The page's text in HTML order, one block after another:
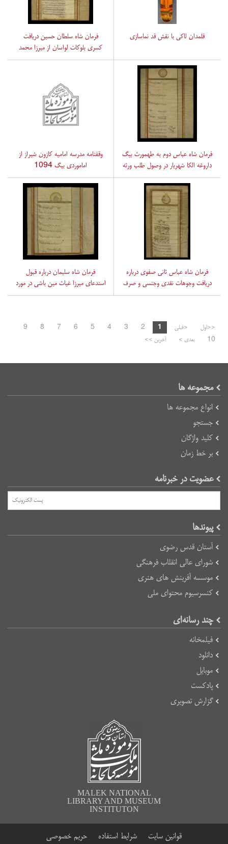
قلمدان لاکی با نقش قد نماسازی
فرمان شاه سلطان حسین دریافت
کسری بلوکات لواسان از میرزا محمد
امام ویردی بیک ورستم بیک مین
جوانان وتفنگچیان کار آمد 1130ق
فرمان شاه عباس دوم به طهمورث بیگ
داروغه الکا شهریار در وصول طلب ورثه
میر شاهمیر مین باشی از رعایای کن
وسولقان 1069ق
وقفنامه مدرسه امامیه کازون شیراز از
اماموردی بیگ 1094
فرمان شاه عباس ثانی صفوی درباره
دریافت وجوهات نقدی وجنسی و صرف
آن برای تفنگچیان قلعه قندهار
فرمان شاه سلیمان درباره قبول
استدعای میرزا غیاث مین باشی در مورد
رفتن وی وتفنگچی هایش به قلعه
<<اول <قبلی 1
2
3
4
5
6
7
8
9
10
بعدی > آخرین >>
مجموعه ها
انواع مجموعه ها
جستجو
کلید واژگان
بر خط زمان
عضویت در خبرنامه
پیوند‌ها
آستان قدس رضوی
شورای عالی انقلاب فرهنگی
موسسه آفرینش های هنری
کنسرسیوم محتوای ملی
چند رسانه‌ای
فیلمخانه
دانلود
موبایل
پادکست
گزارش تصویری
MALEK NATIONAL
LIBRARY AND MUSEUM
INSTITUTON
قوانین سایت شرایط استفاده حریم خصوصی